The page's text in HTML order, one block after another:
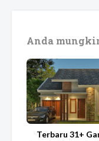
Anda
Terbaru 31+